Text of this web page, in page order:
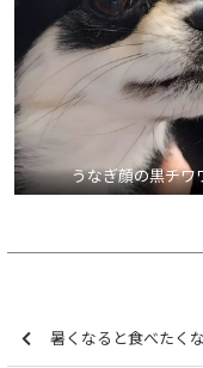
うなぎ顔の黒チワ
暑くなると食べたく